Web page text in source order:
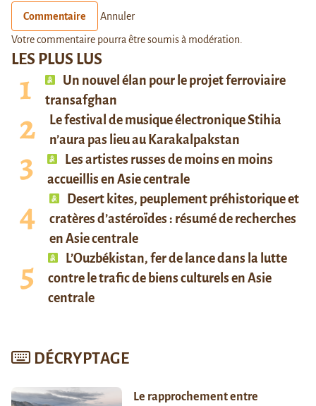
LES PLUS LUS
Un nouvel élan pour le projet ferroviaire
transafghan
Le festival de musique électronique Stihia
n’aura pas lieu au Karakalpakstan
Les artistes russes de moins en moins
accueillis en Asie centrale
Desert kites, peuplement préhistorique et
cratères d’astéroïdes : résumé de recherches
en Asie centrale
L’Ouzbékistan, fer de lance dans la lutte
contre le trafic de biens culturels en Asie
centrale
DÉCRYPTAGE
Le rapprochement entre
Commentaire Annuler
Votre commentaire pourra être soumis à modération.